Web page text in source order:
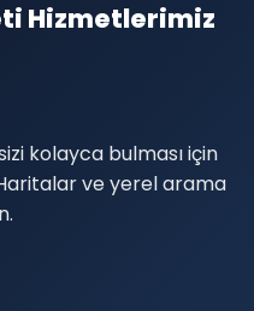
Hizmetlerimiz
kolayca bulması için
ve yerel arama